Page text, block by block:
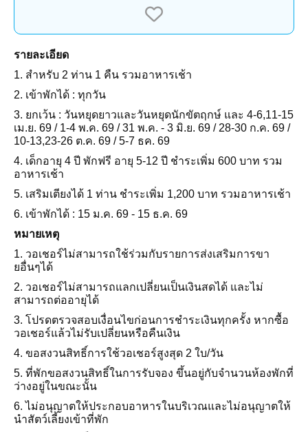
รายละเอียด
1. สำหรับ 2 ท่าน 1 คืน รวมอาหารเช้า
2. เข้าพักได้ : ทุกวัน
3. ยกเว้น : วันหยุดยาวและวันหยุดนักขัตฤกษ์ และ 4-6,11-15
เม.ย. 69 / 1-4 พ.ค. 69 / 31 พ.ค. - 3 มิ.ย. 69 / 28-30 ก.ค. 69 /
10-13,23-26 ต.ค. 69 / 5-7 ธค. 69
4. เด็กอายุ 4 ปี พักฟรี อายุ 5-12 ปี ชำระเพิ่ม 600 บาท รวม
อาหารเช้า
5. เสริมเตียงได้ 1 ท่าน ชำระเพิ่ม 1,200 บาท รวมอาหารเช้า
6. เข้าพักได้ : 15 ม.ค. 69 - 15 ธ.ค. 69
หมายเหตุ
1. วอเชอร์ไม่สามารถใช้ร่วมกับรายการส่งเสริมการขา
ยอื่นๆได้
2. วอเชอร์ไม่สามารถแลกเปลี่ยนเป็นเงินสดได้ และไม่
สามารถต่ออายุได้
3. โปรดตรวจสอบเงื่อนไขก่อนการชำระเงินทุกครั้ง หากซื้อ
วอเชอร์แล้วไม่รับเปลี่ยนหรือคืนเงิน
4. ขอสงวนสิทธิ์การใช้วอเชอร์สูงสุด 2 ใบ/วัน
5. ที่พักขอสงวนสิทธิ์ในการรับจอง ขึ้นอยู่กับจำนวนห้องพักที่
ว่างอยู่ในขณะนั้น
6. ไม่อนุญาตให้ประกอบอาหารในบริเวณและไม่อนุญาตให้
นำสัตว์เลี้ยงเข้าที่พัก